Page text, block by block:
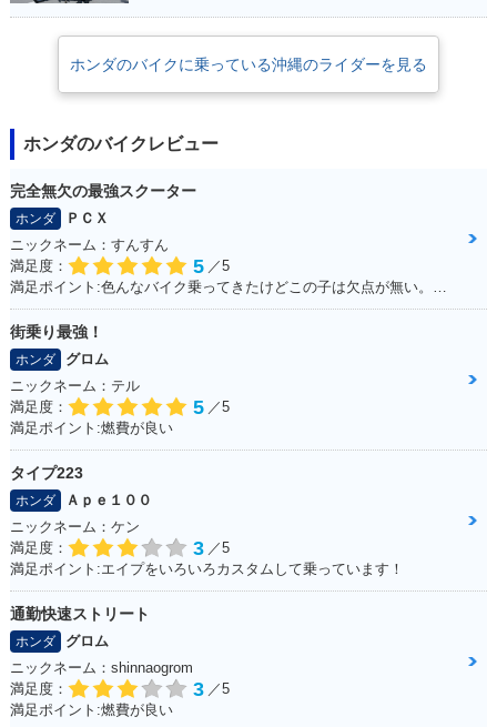
ホンダのバイクに乗っている沖縄のライダーを見る
ホンダのバイクレビュー
完全無欠の最強スクーター
ホンダ
ＰＣＸ
ニックネーム：すんすん
満足度：
5 ／5
街乗り最強！
ホンダ
グロム
ニックネーム：テル
満足度：
5 ／5
満足ポイント:燃費が良い
タイプ223
ホンダ
Ａｐｅ１００
ニックネーム：ケン
満足度：
3 ／5
満足ポイント:エイプをいろいろカスタムして乗っています！
通勤快速ストリート
ホンダ
グロム
ニックネーム：shinnaogrom
満足度：
3 ／5
満足ポイント:燃費が良い